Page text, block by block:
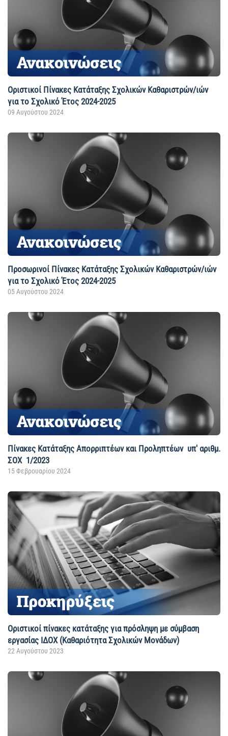
Οριστικοί Πίνακες Κατάταξης Σχολικών Καθαριστρών/ιών
για το Σχολικό Έτος 2024-2025
09 Αυγούστου 2024
Προσωρινοί Πίνακες Κατάταξης Σχολικών Καθαριστρών/ιών
για το Σχολικό Έτος 2024-2025
05 Αυγούστου 2024
Πίνακες Κατάταξης Απορριπτέων και Προληπτέων υπ' αριθμ.
ΣΟΧ 1/2023
15 Φεβρουαρίου 2024
Οριστικοί πίνακες κατάταξης για πρόσληψη με σύμβαση
εργασίας ΙΔΟΧ (Καθαριότητα Σχολικών Μονάδων)
22 Αυγούστου 2023